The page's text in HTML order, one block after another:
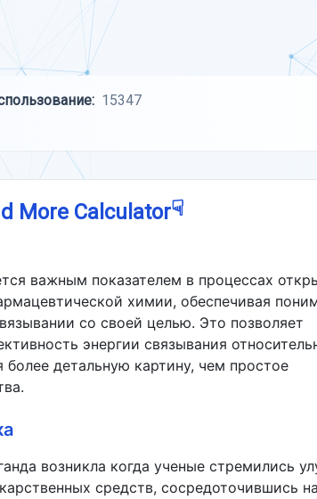
15347
More Calculator☟
важным показателем в процессах
химии, обеспечивая
со своей целью. Это позволяет
энергии связывания
более детальную картину, чем простое
возникла когда ученые стремились
средств, сосредоточившись на